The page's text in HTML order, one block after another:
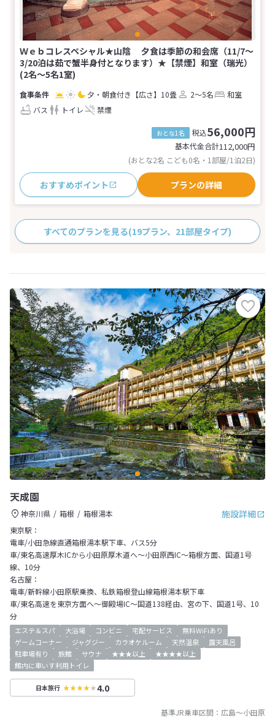
Ｗｅｂコレスペシャル★山陰 夕食は季節の和会席（11/7～
3/20泊は茹で蟹半身付となります）★【禁煙】和室（瑞光）
(2名～5名1室)
夕・朝食付き 【広さ】10畳 2～5名
和室
バス
トイレ 禁煙
おとな1名 税込56,000円
基本代金合計112,000円
(おとな2名 こども0名・1部屋/1泊2日)
おすすめポイント プランの詳細
すべてのプランを見る(19プラン、21部屋タイプ)
天成園
施設詳細
神奈川県 箱根
箱根湯本
東京駅：
電車/小田急線直通箱根湯本駅下車、バス5分
車/東名高速厚木ICから小田原厚木道へ～小田原西IC～箱根方面、国道1号
線、10分
名古屋：
電車/新幹線小田原駅乗換、私鉄箱根登山線箱根湯本駅下車
車/東名高速を東京方面へ～御殿場IC～国道138経由、宮の下、国道1号、10
分
エステ＆スパ 大浴場 コンビニ 宅配サービス
無料WiFiあり
ゲームコーナー
ジャグジー カラオケルーム 天然温泉
露天風呂
駐車場有り
旅館 サウナ ★★★以上
★★★★以上
館内に車いす利用トイレ
日本旅行 4.0
基準JR乗車区間： 広島～小田原